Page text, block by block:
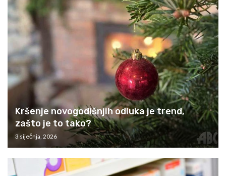
Kršenje novogodišnjih odluka je trend,
zašto je to tako?
3 siječnja, 2026